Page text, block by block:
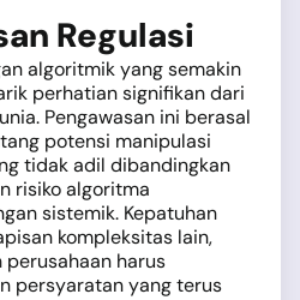
Regulasi
algoritmik yang semakin
perhatian signifikan dari
Pengawasan ini berasal
potensi manipulasi
tidak adil dibandingkan
risiko algoritma
sistemik. Kepatuhan
kompleksitas lain,
harus
persyaratan yang terus